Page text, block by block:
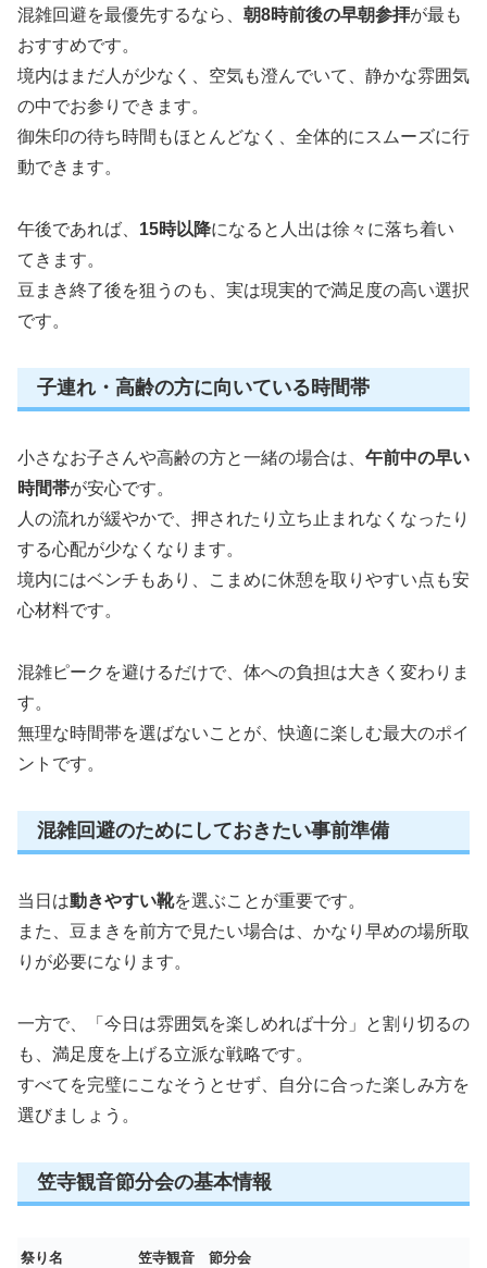
混雑回避を最優先するなら、 朝8時前後の早朝参拝が最も
おすすめです。
境内はまだ人が少なく、空気も澄んでいて、静かな雰囲気
の中でお参りできます。
御朱印の待ち時間もほとんどなく、全体的にスムーズに行
動できます。
午後であれば、 15時以降になると人出は徐々に落ち着い
てきます。
豆まき終了後を狙うのも、実は現実的で満足度の高い選択
です。
子連れ・高齢の方に向いている時間帯
小さなお子さんや高齢の方と一緒の場合は、 午前中の早い
時間帯が安心です。
人の流れが緩やかで、押されたり立ち止まれなくなったり
する心配が少なくなります。
境内にはベンチもあり、こまめに休憩を取りやすい点も安
心材料です。
混雑ピークを避けるだけで、体への負担は大きく変わりま
す。
無理な時間帯を選ばないことが、快適に楽しむ最大のポイ
ントです。
混雑回避のためにしておきたい事前準備
当日は動きやすい靴を選ぶことが重要です。
また、豆まきを前方で見たい場合は、かなり早めの場所取
りが必要になります。
一方で、「今日は雰囲気を楽しめれば十分」と割り切るの
も、満足度を上げる立派な戦略です。
すべてを完璧にこなそうとせず、自分に合った楽しみ方を
選びましょう。
笠寺観音節分会の基本情報
祭り名 笠寺観音 節分会